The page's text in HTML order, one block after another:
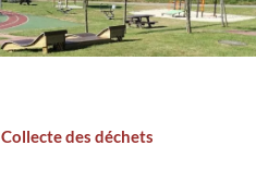
Collecte des déchets